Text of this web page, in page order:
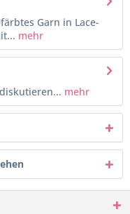
Garn in Lace-
mehr
mehr